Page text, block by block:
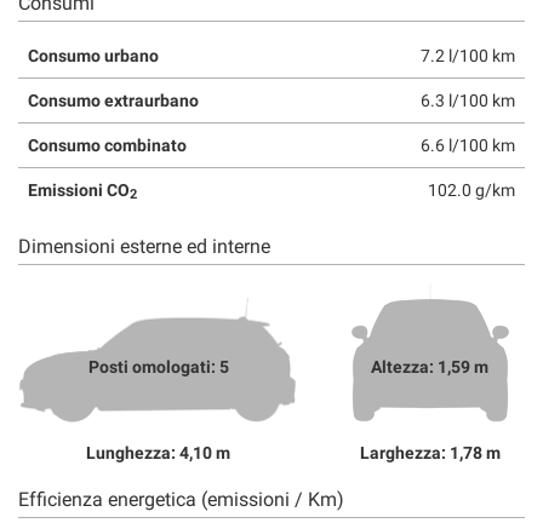
Consumo urbano 7.2 l/100 km
Consumo extraurbano 6.3 l/100 km
Consumo combinato 6.6 l/100 km
Emissioni CO2 102.0 g/km
Dimensioni esterne ed interne
Posti omologati: 5
Lunghezza: 4,10 m
Altezza: 1,59 m
Larghezza: 1,78 m
Efficienza energetica (emissioni / Km)